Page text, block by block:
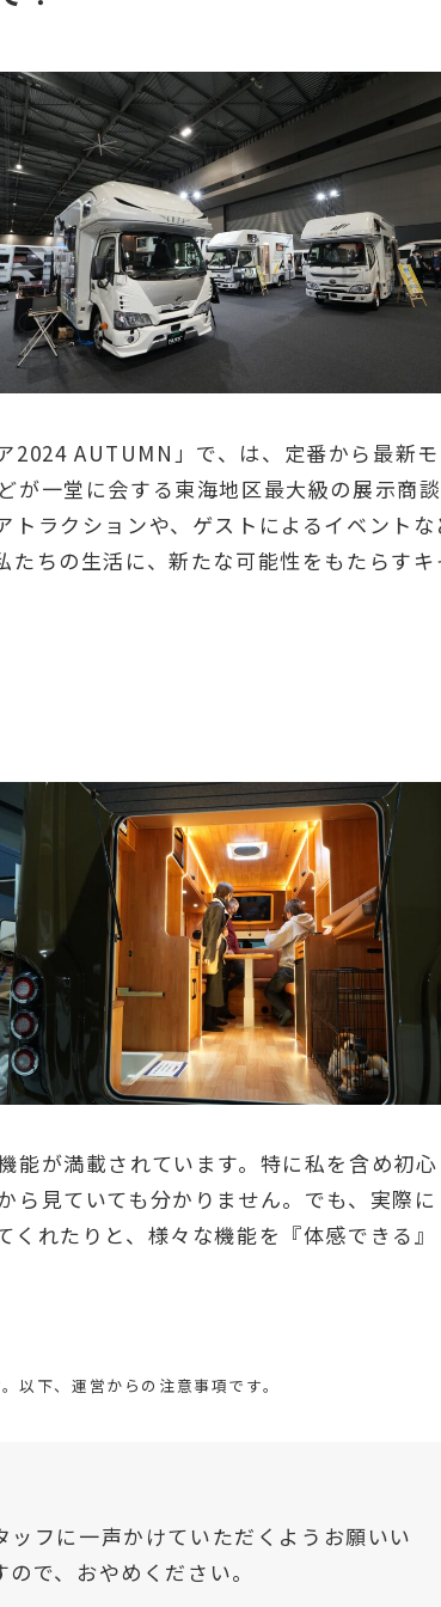
2024 AUTUMN」で、は、定番から最新モ
が一堂に会する東海地区最大級の展示商談
トラクションや、ゲストによるイベント
たちの生活に、新たな可能性をもたらす
能が満載されています。特に私を含め初心
見ていても分かりません。でも、実際に
れたりと、様々な機能を『体感できる』
以下、運営からの注意事項です。
フに一声かけていただくようお願いい
で、おやめください。